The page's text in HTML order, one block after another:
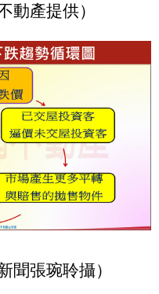
動產提供）
聞張琬聆攝）